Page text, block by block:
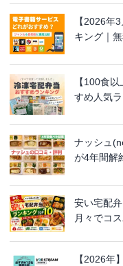
【2026年
キング｜
【100食
すめ人気
ナッシュ
が4年間解
安い宅配
月々でコ
【2026年